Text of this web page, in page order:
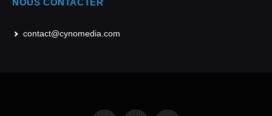
NOUS CONTACTER
contact@cynomedia.com